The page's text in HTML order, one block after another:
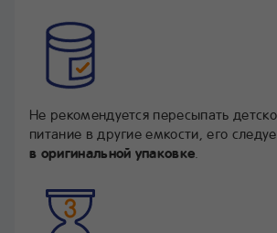
Не рекомендуется пересыпать
питание в другие емкости, его
в оригинальной упаковке.